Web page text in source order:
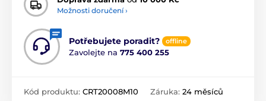
Možnosti doručení ›
Potřebujete poradit? offline
Zavolejte na 775 400 255
Kód produktu: CRT20008M10 Záruka: 24 měsíců